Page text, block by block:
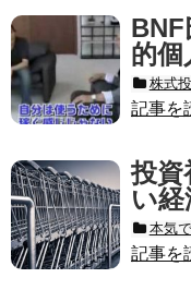
的個
株式
記事を
投資
い
本気
記事を